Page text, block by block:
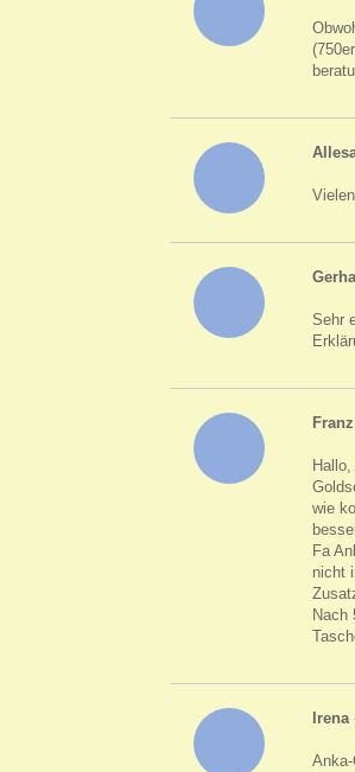
Sehr
wie
Fa
nicht
Nach
Irena